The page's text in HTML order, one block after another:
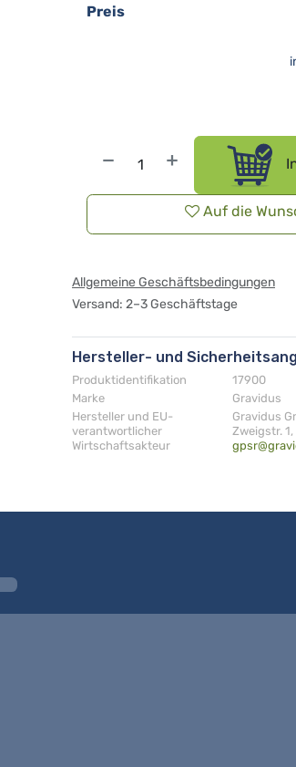
Auf die
Preis
Allgemeine Geschäftsbedingungen
Versand: 2–3 Geschäftstage
Hersteller- und
Produktidentifikation
17900
Marke
Gravidus
Hersteller und EU-
verantwortlicher
Wirtschaftsakteur
Gravidus
Zweigstr.